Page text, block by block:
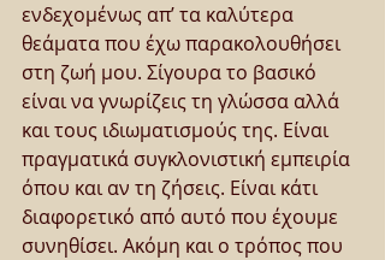
ενδεχομένως απ’ τα καλύτερα
θεάματα που έχω παρακολουθήσει
στη ζωή μου. Σίγουρα το βασικό
είναι να γνωρίζεις τη γλώσσα αλλά
και τους ιδιωματισμούς της. Είναι
πραγματικά συγκλονιστική εμπειρία
όπου και αν τη ζήσεις. Είναι κάτι
διαφορετικό από αυτό που έχουμε
συνηθίσει. Ακόμη και ο τρόπος που